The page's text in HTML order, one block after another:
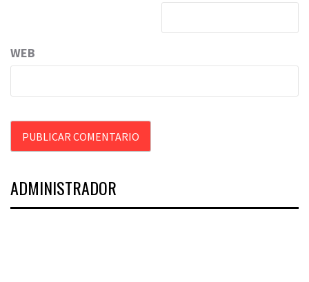
WEB
ADMINISTRADOR